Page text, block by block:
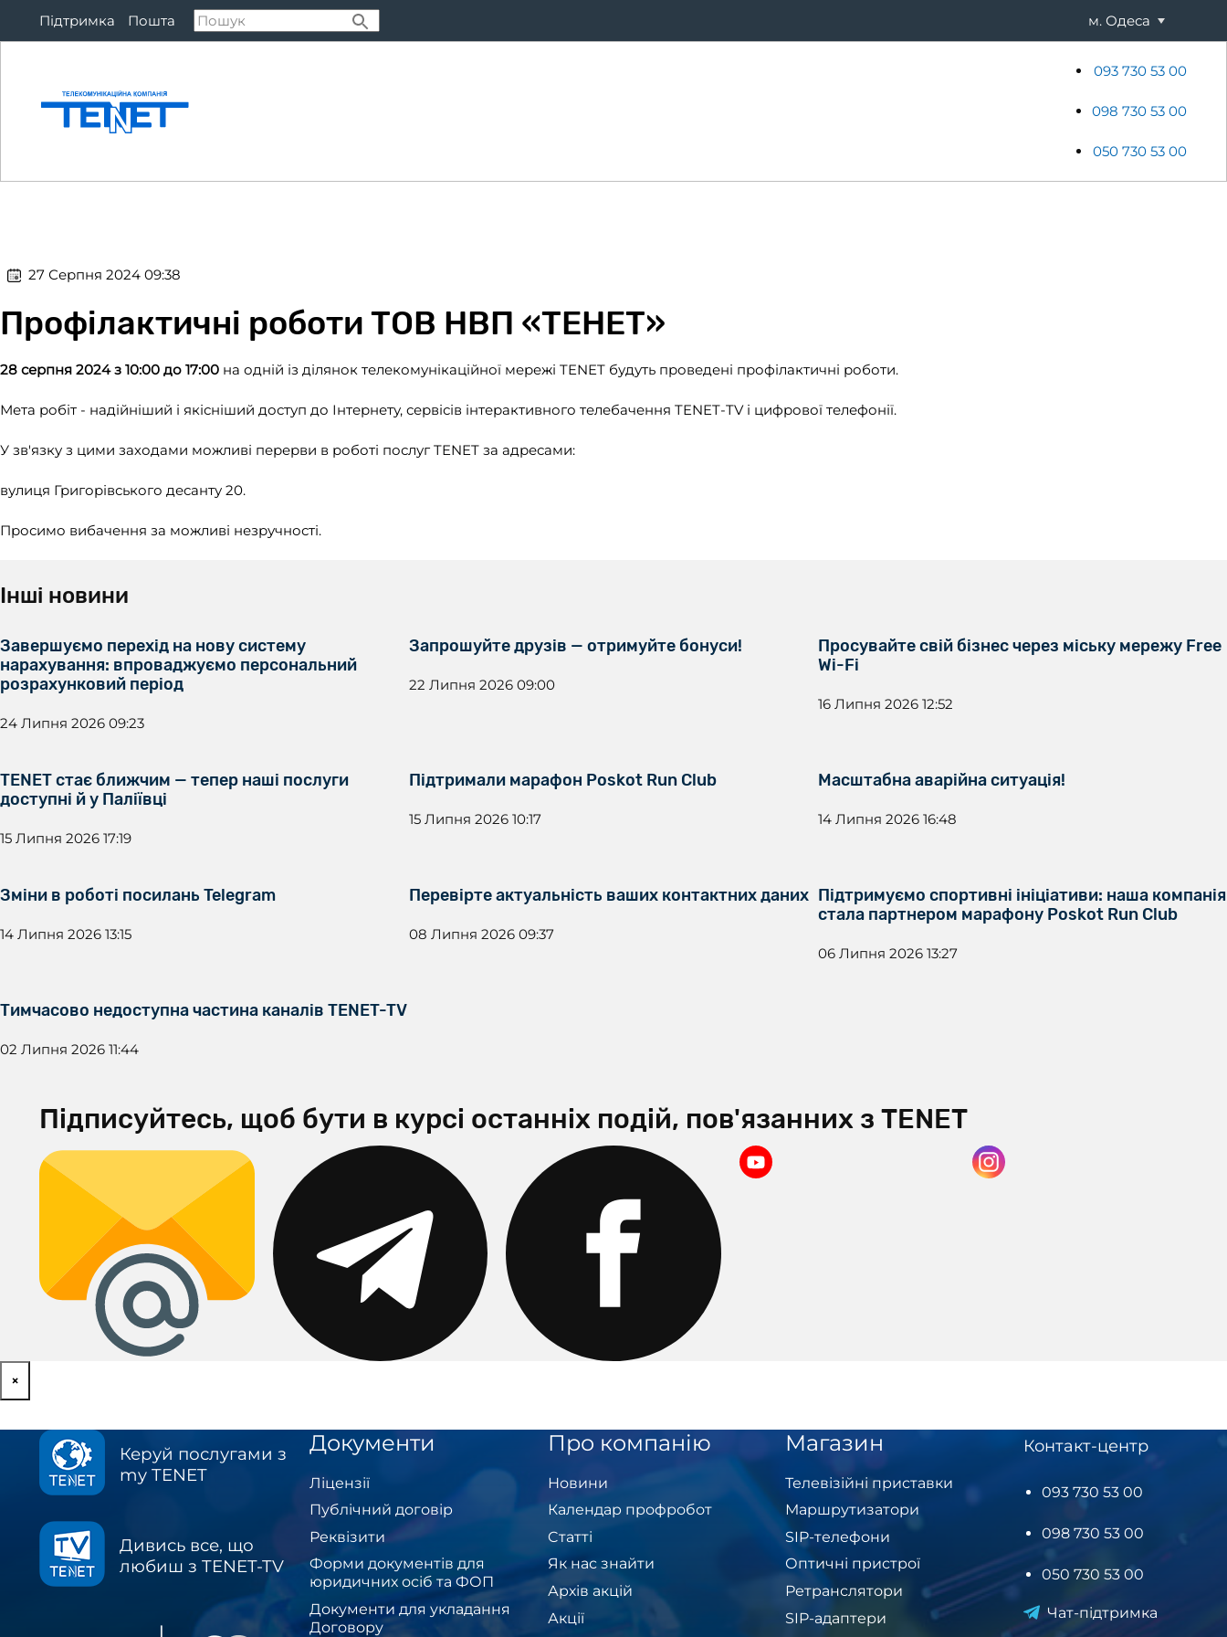
Підтримка Пошта м. Одеса
093 730 53 00
098 730 53 00
050 730 53 00
​​ 27 Серпня 2024 09:38
Профілактичні роботи ТОВ НВП «ТЕНЕТ»
28 серпня 2024 з 10:00 до 17:00 на одній із ділянок телекомунікаційної мережі TENET будуть проведені профілактичні роботи.
Мета робіт - надійніший і якісніший доступ до Інтернету, сервісів інтерактивного телебачення TENET-TV і цифрової телефонії.
У зв'язку з цими заходами можливі перерви в роботі послуг TENET за адресами:
вулиця Григорівського десанту 20.
Просимо вибачення за можливі незручності.
Інші новини
Завершуємо перехід на нову систему
нарахування: впроваджуємо персональний
розрахунковий період
24 Липня 2026 09:23
Запрошуйте друзів — отримуйте бонуси!
22 Липня 2026 09:00
Просувайте свій бізнес через міську мережу Free
Wi-Fi
16 Липня 2026 12:52
TENET стає ближчим — тепер наші послуги
доступні й у Паліївці
15 Липня 2026 17:19
Підтримали марафон Poskot Run Club
15 Липня 2026 10:17
Масштабна аварійна ситуація!
14 Липня 2026 16:48
Зміни в роботі посилань Telegram
14 Липня 2026 13:15
Перевірте актуальність ваших контактних даних
08 Липня 2026 09:37
Підтримуємо спортивні ініціативи: наша компанія
стала партнером марафону Poskot Run Club
06 Липня 2026 13:27
Тимчасово недоступна частина каналів TENET-TV
02 Липня 2026 11:44
Підписуйтесь, щоб бути в курсі останніх подій, пов'язанних з TENET
×
Керуй послугами з
my TENET
Дивись все, що
любиш з TENET-TV
Документи
Ліцензії
Публічний договір
Реквізити
Форми документів для
юридичних осіб та ФОП
Документи для укладання
Договору
Про компанію
Новини
Календар профробот
Cтатті
Як нас знайти
Архів акцій
Акції
Магазин
Телевізійні приставки
Маршрутизатори
SIP-телефони
Оптичні пристрої
Ретранслятори
SIP-адаптери
Контакт-центр
093 730 53 00
098 730 53 00
050 730 53 00
Чат-підтримка